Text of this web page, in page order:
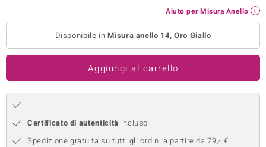
by de Melo
Aiuto per Misura Anello
Disponibile inMisura anello 14, Oro Giallo
Aggiungi al carrello
Certificato di autenticità incluso
Spedizione gratuita su tutti gli ordini a partire da 79,- €